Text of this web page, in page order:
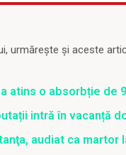
urmărește și aceste
o absorbție de
intră în vacanță
audiat ca martor